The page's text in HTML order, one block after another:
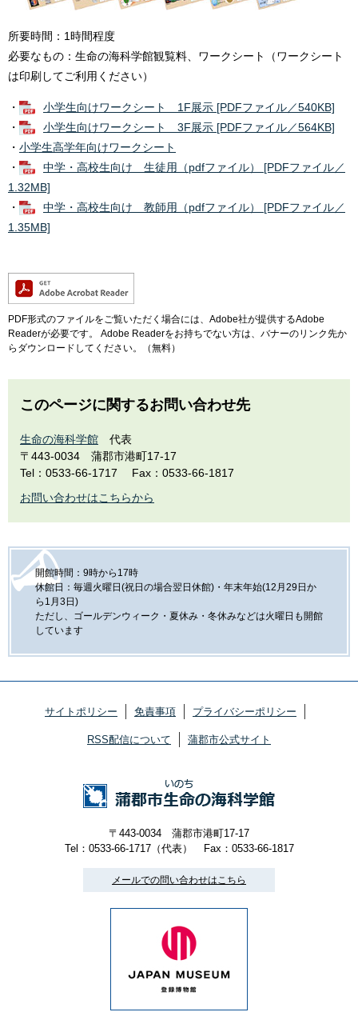
所要時間：1時間程度
必要なもの：生命の海科学館観覧料、ワークシート（ワークシート
は印刷してご利用ください）
・
小学生向けワークシート 1F展示 [PDFファイル／540KB]
・
小学生向けワークシート 3F展示 [PDFファイル／564KB]
・ 小学生高学年向けワークシート
・
中学・高校生向け 生徒用（pdfファイル） [PDFファイル／
1.32MB]
・
中学・高校生向け 教師用（pdfファイル） [PDFファイル／
1.35MB]
PDF形式のファイルをご覧いただく場合には、Adobe社が提供するAdobe
Readerが必要です。
Adobe Readerをお持ちでない方は、バナーのリンク先か
らダウンロードしてください。（無料）
このページに関するお問い合わせ先
生命の海科学館
代表
〒443-0034
蒲郡市港町17-17
Tel：0533-66-1717
Fax：0533-66-1817
お問い合わせはこちらから
開館時間：9時から17時
休館日：毎週火曜日(祝日の場合翌日休館)・年末年始(12月29日か
ら1月3日)
ただし、ゴールデンウィーク・夏休み・冬休みなどは火曜日も開館
しています
サイトポリシー 免責事項 プライバシーポリシー
RSS配信について 蒲郡市公式サイト
〒443-0034 蒲郡市港町17-17
Tel：0533-66-1717（代表）
Fax：0533-66-1817
メールでの問い合わせはこちら